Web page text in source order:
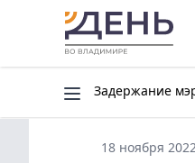
Задержание
18 ноября